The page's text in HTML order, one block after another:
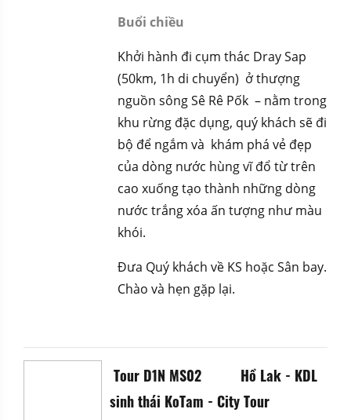
Buổi chiều
Khởi hành đi cụm thác Dray Sap
(50km, 1h di chuyển) ở thượng
nguồn sông Sê Rê Pốk – nằm trong
khu rừng đặc dụng, quý khách sẽ đi
bộ để ngắm và khám phá vẻ đẹp
của dòng nước hùng vĩ đổ từ trên
cao xuống tạo thành những dòng
nước trắng xóa ấn tượng như màu
khói.
Đưa Quý khách về KS hoặc Sân bay.
Chào và hẹn gặp lại.
Tour D1N MS02
Hồ Lak - KDL
sinh thái KoTam - City Tour